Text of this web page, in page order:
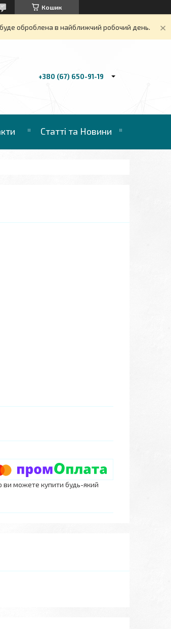
Кошик
оброблена в найближчий робочий день.
+380 (67) 650-91-19
Статті та Новини
ви можете купити будь-який